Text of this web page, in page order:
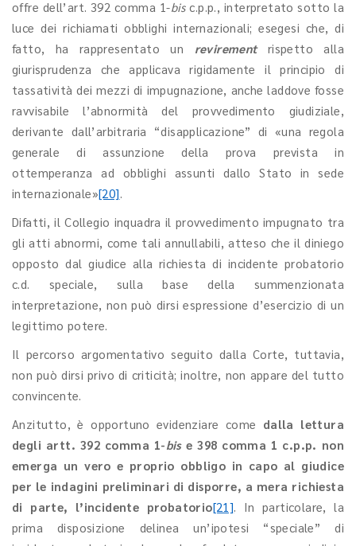
offre dell’art. 392 comma 1-bisc.p.p., interpretato sotto la
luce dei richiamati obblighi internazionali; esegesi che, di
fatto, ha rappresentato un revirementrispetto alla
giurisprudenza che applicava rigidamente il principio di
tassatività dei mezzi di impugnazione, anche laddove fosse
ravvisabile l’abnormità del provvedimento giudiziale,
derivante dall’arbitraria “disapplicazione” di «una regola
generale di assunzione della prova prevista in
ottemperanza ad obblighi assunti dallo Stato in sede
internazionale»[20].
Difatti, il Collegio inquadra il provvedimento impugnato tra
gli atti abnormi, come tali annullabili, atteso che il diniego
opposto dal giudice alla richiesta di incidente probatorio
c.d. speciale, sulla base della summenzionata
interpretazione, non può dirsi espressione d’esercizio di un
legittimo potere.
Il percorso argomentativo seguito dalla Corte, tuttavia,
non può dirsi privo di criticità; inoltre, non appare del tutto
convincente.
Anzitutto, è opportuno evidenziare come dalla lettura
degli artt. 392 comma 1-bis e 398 comma 1 c.p.p. non
emerga un vero e proprio obbligo in capo al giudice
per le indagini preliminari di disporre, a mera richiesta
di parte, l’incidente probatorio[21]. In particolare, la
prima disposizione delinea un’ipotesi “speciale” di